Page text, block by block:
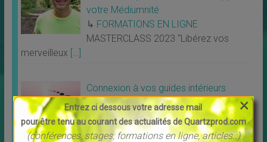
votre Médiumnité
↳ FORMATIONS EN LIGNE
MASTERCLASS 2023 “Libérez vos
merveilleux […]
Connexion à vos guides intérieurs
↳FORMATIONS EN LIGNE
Nouvel atelier animé par Pierre Lessard
Connexion à[…]
Entrez ci dessous votre adresse mail
pour être tenu au courant des actualités de Quartzprod.com
(conférences, stages, formations en ligne, articles..)
×